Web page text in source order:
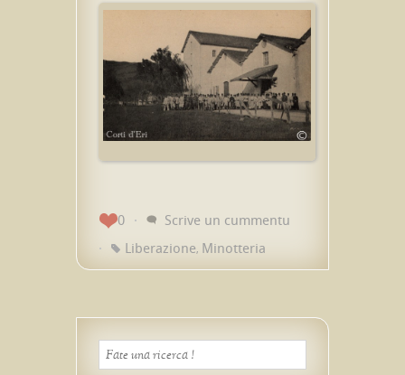
0
Scrive un cummentu
Liberazione, Minotteria